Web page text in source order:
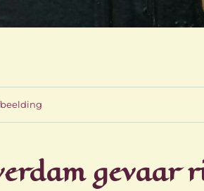
gevaar